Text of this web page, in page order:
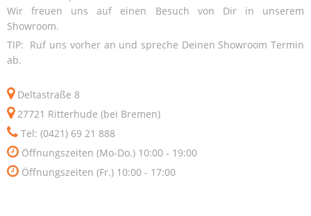
Wir freuen uns auf einen Besuch von Dir in unserem
Showroom.
TIP: Ruf uns vorher an und spreche Deinen Showroom Termin
ab.
Deltastraße 8
27721 Ritterhude (bei Bremen)
Tel: (0421) 69 21 888
Öffnungszeiten (Mo-Do.) 10:00 - 19:00
Öffnungszeiten (Fr.) 10:00 - 17:00